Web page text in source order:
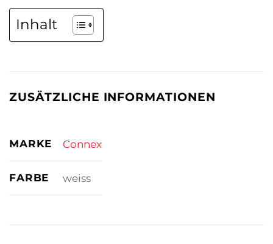
Inhalt
ZUSÄTZLICHE INFORMATIONEN
MARKE Connex
FARBE weiss